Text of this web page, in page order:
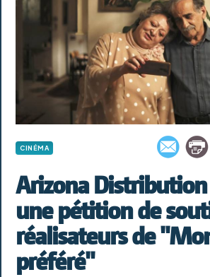
CINÉMA
Arizona
une pétition de
réalisateurs de
préféré"